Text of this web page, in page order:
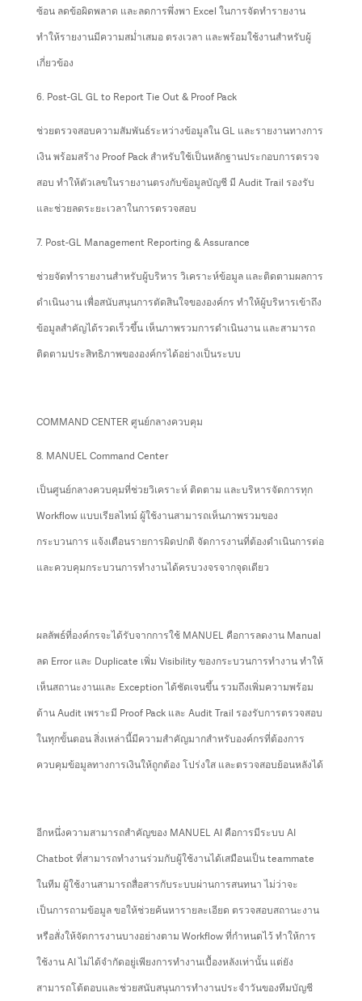
ซ้อน ลดข้อผิดพลาด และลดการพึ่งพา Excel ในการจัดทำรายงาน
ทำให้รายงานมีความสม่ำเสมอ ตรงเวลา และพร้อมใช้งานสำหรับผู้
เกี่ยวข้อง
6. Post-GL GL to Report Tie Out & Proof Pack
ช่วยตรวจสอบความสัมพันธ์ระหว่างข้อมูลใน GL และรายงานทางการ
เงิน พร้อมสร้าง Proof Pack สำหรับใช้เป็นหลักฐานประกอบการตรวจ
สอบ ทำให้ตัวเลขในรายงานตรงกับข้อมูลบัญชี มี Audit Trail รองรับ
และช่วยลดระยะเวลาในการตรวจสอบ
7. Post-GL Management Reporting & Assurance
ช่วยจัดทำรายงานสำหรับผู้บริหาร วิเคราะห์ข้อมูล และติดตามผลการ
ดำเนินงาน เพื่อสนับสนุนการตัดสินใจขององค์กร ทำให้ผู้บริหารเข้าถึง
ข้อมูลสำคัญได้รวดเร็วขึ้น เห็นภาพรวมการดำเนินงาน และสามารถ
ติดตามประสิทธิภาพขององค์กรได้อย่างเป็นระบบ
COMMAND CENTER ศูนย์กลางควบคุม
8. MANUEL Command Center
เป็นศูนย์กลางควบคุมที่ช่วยวิเคราะห์ ติดตาม และบริหารจัดการทุก
Workflow แบบเรียลไทม์ ผู้ใช้งานสามารถเห็นภาพรวมของ
กระบวนการ แจ้งเตือนรายการผิดปกติ จัดการงานที่ต้องดำเนินการต่อ
และควบคุมกระบวนการทำงานได้ครบวงจรจากจุดเดียว
ผลลัพธ์ที่องค์กรจะได้รับจากการใช้ MANUEL คือการลดงาน Manual
ลด Error และ Duplicate เพิ่ม Visibility ของกระบวนการทำงาน ทำให้
เห็นสถานะงานและ Exception ได้ชัดเจนขึ้น รวมถึงเพิ่มความพร้อม
ด้าน Audit เพราะมี Proof Pack และ Audit Trail รองรับการตรวจสอบ
ในทุกขั้นตอน สิ่งเหล่านี้มีความสำคัญมากสำหรับองค์กรที่ต้องการ
ควบคุมข้อมูลทางการเงินให้ถูกต้อง โปร่งใส และตรวจสอบย้อนหลังได้
อีกหนึ่งความสามารถสำคัญของ MANUEL AI คือการมีระบบ AI
Chatbot ที่สามารถทำงานร่วมกับผู้ใช้งานได้เสมือนเป็น teammate
ในทีม ผู้ใช้งานสามารถสื่อสารกับระบบผ่านการสนทนา ไม่ว่าจะ
เป็นการถามข้อมูล ขอให้ช่วยค้นหารายละเอียด ตรวจสอบสถานะงาน
หรือสั่งให้จัดการงานบางอย่างตาม Workflow ที่กำหนดไว้ ทำให้การ
ใช้งาน AI ไม่ได้จำกัดอยู่เพียงการทำงานเบื้องหลังเท่านั้น แต่ยัง
สามารถโต้ตอบและช่วยสนับสนุนการทำงานประจำวันของทีมบัญชี